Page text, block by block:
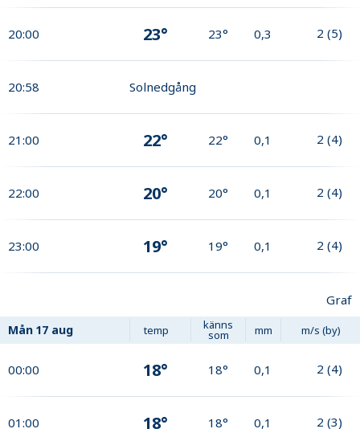
20:00 23° 23° 0,3 2 (5)
20:58 Solnedgång
21:00 22° 22° 0,1 2 (4)
22:00 20° 20° 0,1 2 (4)
23:00 19° 19° 0,1 2 (4)
Graf
Mån 17 aug temp känns
som mm m/s (by)
00:00 18° 18° 0,1 2 (4)
01:00 18° 18° 0,1 2 (3)